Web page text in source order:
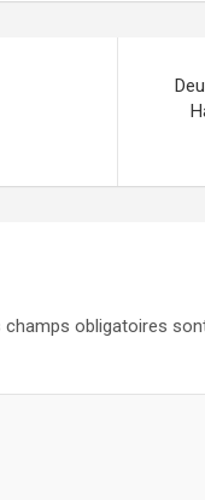
champs obligatoires